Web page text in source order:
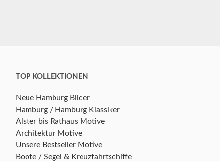
TOP KOLLEKTIONEN
Neue Hamburg Bilder
Hamburg / Hamburg Klassiker
Alster bis Rathaus Motive
Architektur Motive
Unsere Bestseller Motive
Boote / Segel & Kreuzfahrtschiffe